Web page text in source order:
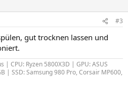
#3
gut trocknen lassen und
| CPU: Ryzen 5800X3D | GPU: ASUS
| SSD: Samsung 980 Pro, Corsair MP600,